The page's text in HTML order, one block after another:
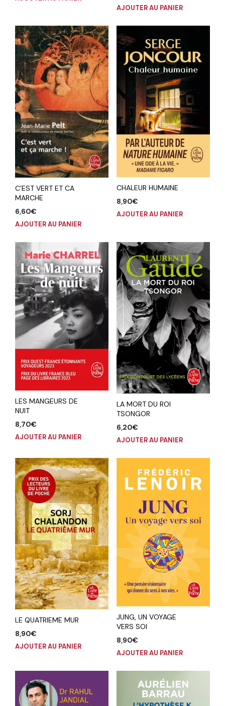
AJOUTER AU PANIER
C’EST VERT ET CA
MARCHE
6,60€
AJOUTER AU PANIER
CHALEUR HUMAINE
8,90€
AJOUTER AU PANIER
LES MANGEURS DE
NUIT
8,70€
AJOUTER AU PANIER
LA MORT DU ROI
TSONGOR
6,20€
AJOUTER AU PANIER
LE QUATRIEME MUR
8,90€
AJOUTER AU PANIER
JUNG, UN VOYAGE
VERS SOI
8,90€
AJOUTER AU PANIER